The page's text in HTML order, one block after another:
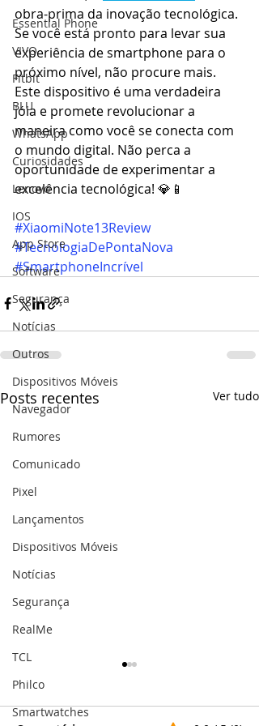
Essential Phone
VIVO
Fitbit
BLU
WhatsApp
Curiosidades
Lenovo
IOS
App Store
Software
Segurança
Notícias
Outros
Dispositivos Móveis
Navegador
Rumores
Comunicado
Pixel
Lançamentos
Dispositivos Móveis
Notícias
Segurança
RealMe
TCL
Philco
Smartwatches
obra-prima da inovação tecnológica.
Se você está pronto para levar sua
experiência de smartphone para o
próximo nível, não procure mais.
Este dispositivo é uma verdadeira
jóia e promete revolucionar a
maneira como você se conecta com
o mundo digital. Não perca a
oportunidade de experimentar a
excelência tecnológica! 💎📱
#XiaomiNote13Review
#TecnologiaDePontaNova
#SmartphoneIncrível
Posts recentes Ver tudo